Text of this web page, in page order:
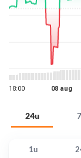
24u
1u